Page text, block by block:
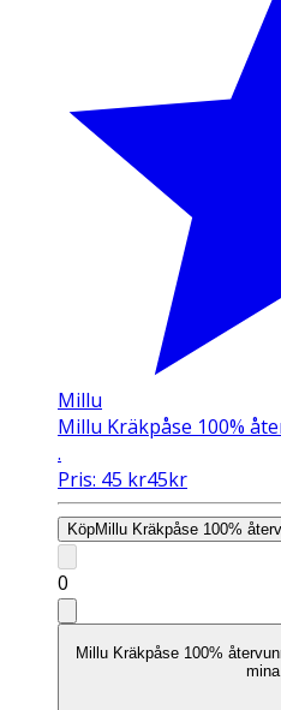
Millu
Millu Kräkpåse 100%
.
Pris: 45 kr45kr
KöpMillu Kräkpåse 100%
0
Millu Kräkpåse 100% återvunnen plast, 5